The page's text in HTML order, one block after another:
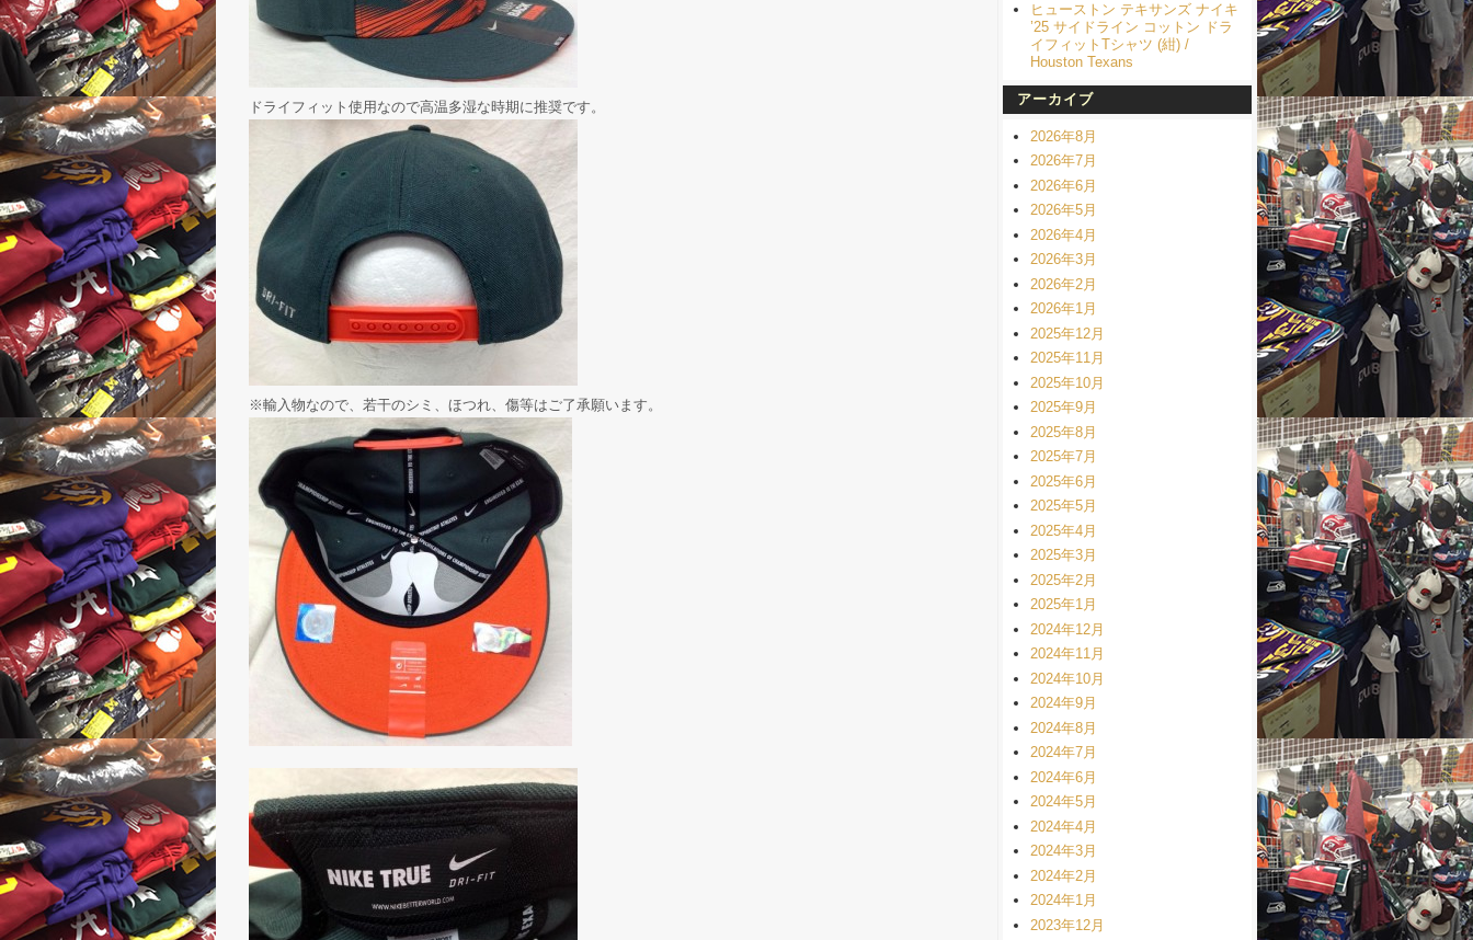
ドライフィット使用なので高温多湿な時期に推奨です。
※輸入物なので、若干のシミ、ほつれ、傷等はご了承願います。
ヒューストン テキサンズ ナイキ
’25 サイドライン コットン ドラ
イフィットTシャツ (紺) /
Houston Texans
アーカイブ
2026年8月
2026年7月
2026年6月
2026年5月
2026年4月
2026年3月
2026年2月
2026年1月
2025年12月
2025年11月
2025年10月
2025年9月
2025年8月
2025年7月
2025年6月
2025年5月
2025年4月
2025年3月
2025年2月
2025年1月
2024年12月
2024年11月
2024年10月
2024年9月
2024年8月
2024年7月
2024年6月
2024年5月
2024年4月
2024年3月
2024年2月
2024年1月
2023年12月